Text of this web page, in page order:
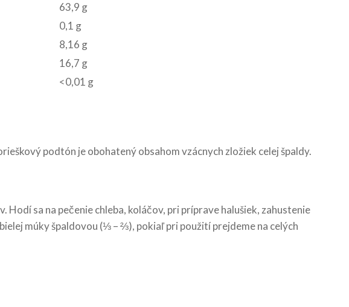
63,9 g
0,1 g
8,16 g
16,7 g
<0,01 g
podtón je obohatený obsahom vzácnych zložiek celej špaldy.
sa na pečenie chleba, koláčov, pri príprave halušiek, zahustenie
múky špaldovou (⅓ – ⅔), pokiaľ pri použití prejdeme na celých